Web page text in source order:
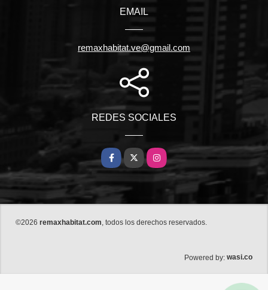
EMAIL
remaxhabitat.ve@gmail.com
REDES SOCIALES
Facebook
X Instagram
©2026 remaxhabitat.com, todos los derechos reservados.
Powered by: wasi.co